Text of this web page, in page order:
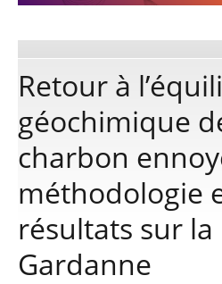
Publications
Software
Data
Consortium
Work with us
Retour à
géochimique
charbon
méthodologie
résultats sur
Gardanne